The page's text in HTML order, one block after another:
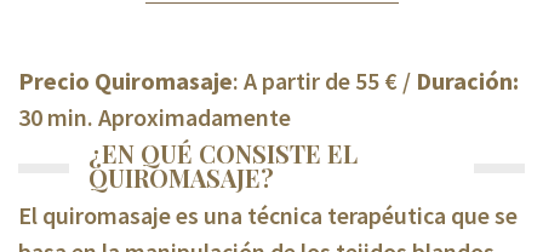
Precio Quiromasaje: A partir de 55 € / Duración:
30 min. Aproximadamente
¿EN QUÉ CONSISTE EL
QUIROMASAJE?
El quiromasaje es una técnica terapéutica que se